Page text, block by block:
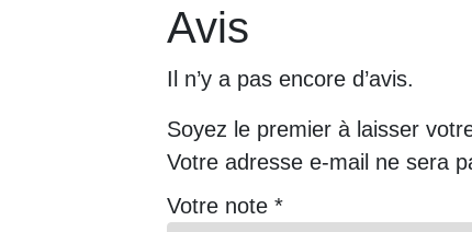
Avis
Il n’y a pas encore d’avis.
Soyez le premier à laisser
Votre adresse e-mail ne sera
Votre note *